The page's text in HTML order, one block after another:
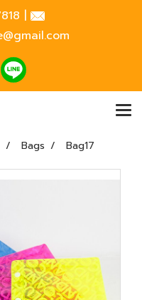
|
Bags Bag17